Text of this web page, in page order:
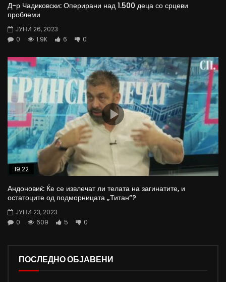
Д-р Чадиковски: Оперирани над 1.500 деца со срцеви
проблеми
ЈУНИ 26, 2023
0
1.9K 6 0
19:22
Андоновиќ: Ќе се извлечат ли телата на загинатите, и
остатоците од подморницата „Титан“?
ЈУНИ 23, 2023
0
609 5 0
ПОСЛЕДНО ОБЈАВЕНИ